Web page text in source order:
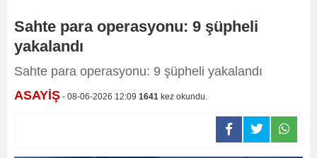
Sahte para operasyonu: 9 şüpheli
yakalandı
Sahte para operasyonu: 9 şüpheli yakalandı
ASAYİŞ - 08-06-2026 12:09 1641 kez okundu.